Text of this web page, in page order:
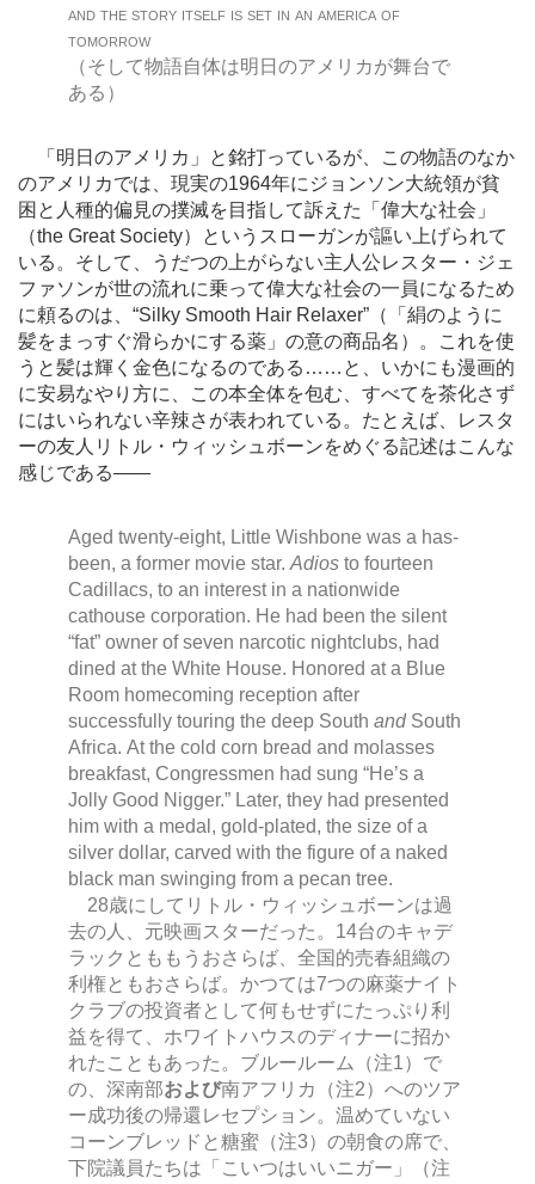
and the story itself is set in an america of
tomorrow
（そして物語自体は明日のアメリカが舞台で
ある）
「明日のアメリカ」と銘打っているが、この物語のなか
のアメリカでは、現実の1964年にジョンソン大統領が貧
困と人種的偏見の撲滅を目指して訴えた「偉大な社会」
（the Great Society）というスローガンが謳い上げられて
いる。そして、うだつの上がらない主人公レスター・ジェ
ファソンが世の流れに乗って偉大な社会の一員になるため
に頼るのは、“Silky Smooth Hair Relaxer”（「絹のように
髪をまっすぐ滑らかにする薬」の意の商品名）。これを使
うと髪は輝く金色になるのである … …と、いかにも漫画的
に安易なやり方に、この本全体を包む、すべてを茶化さず
にはいられない辛辣さが表われている。たとえば、レスタ
ーの友人リトル・ウィッシュボーンをめぐる記述はこんな
感じである――
Aged twenty-eight, Little Wishbone was a has-
been, a former movie star. Adiosto fourteen
Cadillacs, to an interest in a nationwide
cathouse corporation. He had been the silent
“fat” owner of seven narcotic nightclubs, had
dined at the White House. Honored at a Blue
Room homecoming reception after
successfully touring the deep South andSouth
Africa. At the cold corn bread and molasses
breakfast, Congressmen had sung “He’s a
Jolly Good Nigger.” Later, they had presented
him with a medal, gold-plated, the size of a
silver dollar, carved with the figure of a naked
black man swinging from a pecan tree.
28歳にしてリトル・ウィッシュボーンは過
去の人、元映画スターだった。14台のキャデ
ラックとももうおさらば、全国的売春組織の
利権ともおさらば。かつては7つの麻薬ナイト
クラブの投資者として何もせずにたっぷり利
益を得て、ホワイトハウスのディナーに招か
れたこともあった。ブルールーム（注1）で
の、深南部および南アフリカ（注2）へのツア
ー成功後の帰還レセプション。温めていない
コーンブレッドと糖蜜（注3）の朝食の席で、
下院議員たちは「こいつはいいニガー」（注